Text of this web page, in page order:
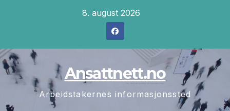
8. august 2026
Ansattnett.no
Arbeidstakernes informasjonssted